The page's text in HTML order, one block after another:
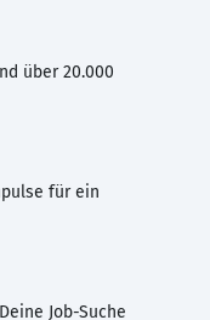
über 20.000
für ein
Job-Suche